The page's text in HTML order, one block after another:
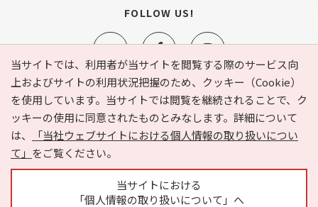
当サイトでは、利用者が当サイトを閲覧する際のサービス向
上およびサイトの利用状況把握のため、クッキー（Cookie）
を使用しています。当サイトでは閲覧を継続されることで、ク
ッキーの使用に同意されたものとみなします。詳細について
は、
「当社ウェブサイトにおける個人情報の取り扱いについ
て」 をご覧ください。
当サイトにおける
「個人情報の取り扱いについて」へ
e-NAVITA（イーナビタ）とは？ お気に入り
ヘルプ
利用規約
個人情報の取り扱いについて
運営会社
サイトマップ
広告掲載に関するお問い合わせ
FOLLOW US!